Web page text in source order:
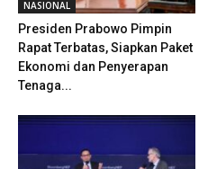
NASIONAL
Presiden Prabowo Pimpin
Rapat Terbatas, Siapkan Paket
Ekonomi dan Penyerapan
Tenaga...